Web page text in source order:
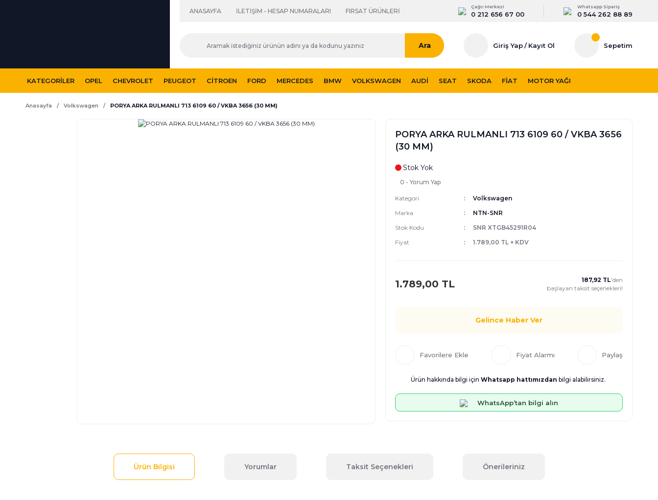
ANASAYFA İLETİŞİM - HESAP NUMARALARI FIRSAT ÜRÜNLERİ
Çağrı Merkezi
0 212 656 67 00
Whatsapp Sipariş
0 544 262 88 89
Ara Giriş Yap/ Kayıt Ol Sepetim
KATEGORILER OPEL CHEVROLET PEUGEOT CITROEN FORD MERCEDES BMW VOLKSWAGEN AUDI SEAT SKODA FIAT MOTOR YAĞI
Anasayfa Volkswagen PORYA ARKA RULMANLI 713 6109 60 / VKBA 3656 (30 MM)
PORYA ARKA RULMANLI 713 6109 60 / VKBA 3656
(30 MM)
Stok Yok
0 - Yorum Yap
Kategori
Volkswagen
Marka
NTN-SNR
Stok Kodu
SNR XTGB45291R04
Fiyat
1.789,00 TL + KDV
1.789,00 TL 187,92 TL'den
başlayan taksit seçenekleri!
Gelince Haber Ver
Fiyat Alarmı Paylaş
Ürün hakkında bilgi için Whatsapp hattımızdan bilgi alabilirsiniz.
WhatsApp’tan bilgi alın
Ürün Bilgisi Yorumlar Taksit Seçenekleri Önerileriniz